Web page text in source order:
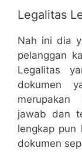
Legalitas
Nah ini dia
pelanggan
Legalitas
dokumen
merupakan
jawab dan
lengkap pun
dokumen